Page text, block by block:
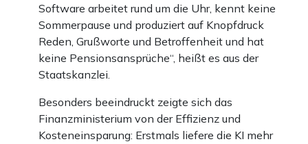
Software arbeitet rund um die Uhr, kennt keine
Sommerpause und produziert auf Knopfdruck
Reden, Grußworte und Betroffenheit und hat
keine Pensionsansprüche“, heißt es aus der
Staatskanzlei.
Besonders beeindruckt zeigte sich das
Finanzministerium von der Effizienz und
Kosteneinsparung: Erstmals liefere die KI mehr